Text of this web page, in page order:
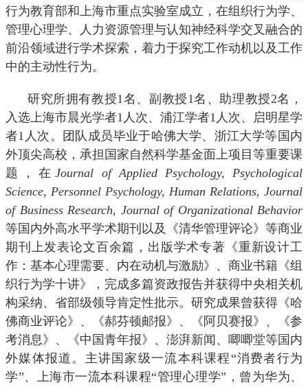
行为教育部和上海市重点实验室成立，在组织行为学、
管理心理学、人力资源管理与认知神经科学交叉融合的
前沿领域进行学术探索，着力于探究工作动机以及工作
中的主动性行为。
研究所拥有教授1 名、副教授1名、助理教授2名，
入选上海市晨光学者1 人次、浦江学者1 人次、启明星学
者1 人次。团队成员毕业于哈佛大学、浙江大学等国内
外顶尖高校，承担国家自然科学基金面上项目等重要课
题，在Journal of Applied Psychology, Psychological
Science, Personnel Psychology, Human Relations, Journal
of Business Research, Journal of Organizational Behavior
等国内外高水平学术期刊以及《清华管理评论》等商业
期刊上发表论文百余篇，出版学术专著《重新设计工
作：基本心理需要、内在动机与激励》、商业书籍《组
织行为学十讲》，完成多篇资政报告并获得中央相关机
构采纳、省部级领导肯定性批示。研究成果曾获得《哈
佛商业评论》、《郝芬顿邮报》、《阿贝赛报》、《参
考消息》、《中国青年报》、澎湃新闻、唧唧堂等国内
外媒体报道。主讲国家级一流本科课程“消费者行为
学”、上海市一流本科课程“管理心理学”，曾为华为、